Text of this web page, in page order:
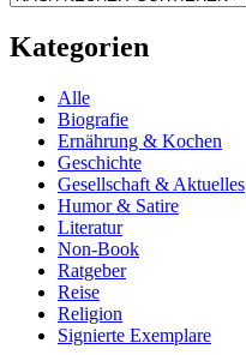
Kategorien
Alle
Biografie
Ernährung & Kochen
Geschichte
Gesellschaft & Aktuelles
Humor & Satire
Literatur
Non-Book
Ratgeber
Reise
Religion
Signierte Exemplare